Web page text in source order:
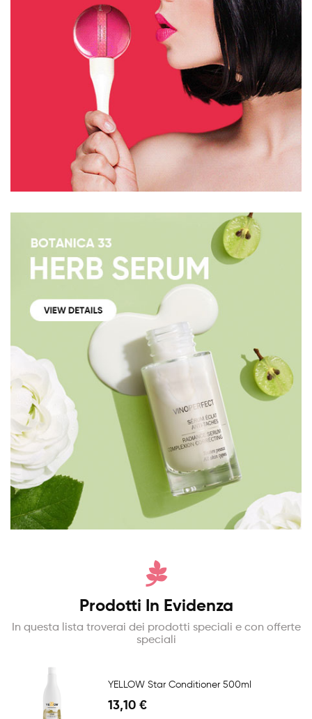
Prodotti In Evidenza
In questa lista troverai dei prodotti speciali e con offerte
speciali
YELLOW Star Conditioner 500ml
13,10 €